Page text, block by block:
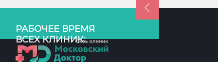
РАБОЧЕЕ ВРЕМЯ
ВСЕХ КЛИНИК: